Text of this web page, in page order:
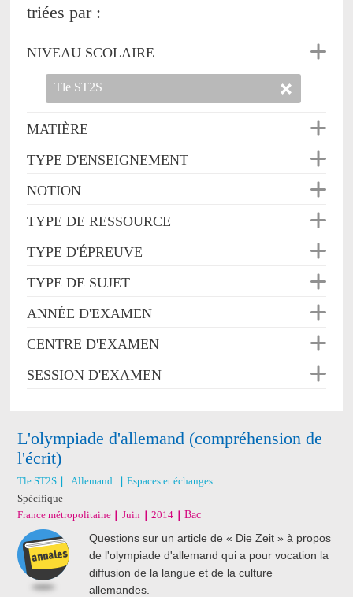
triées par :
NIVEAU SCOLAIRE
Tle ST2S
MATIÈRE
TYPE D'ENSEIGNEMENT
NOTION
TYPE DE RESSOURCE
TYPE D'ÉPREUVE
TYPE DE SUJET
ANNÉE D'EXAMEN
CENTRE D'EXAMEN
SESSION D'EXAMEN
L'olympiade d'allemand (compréhension de
l'écrit)
Tle ST2S Allemand
Espaces et échanges
Spécifique
France métropolitaine
Juin 2014 Bac
Questions sur un article de « Die Zeit » à propos
de l'olympiade d'allemand qui a pour vocation la
diffusion de la langue et de la culture
allemandes.